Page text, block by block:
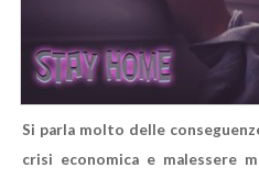
Si parla molto delle
crisi economica e malessere